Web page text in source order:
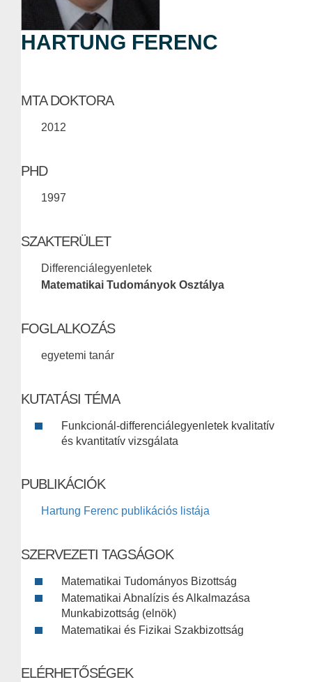
HARTUNG FERENC
MTA DOKTORA
2012
PHD
1997
SZAKTERÜLET
Differenciálegyenletek
Matematikai Tudományok Osztálya
FOGLALKOZÁS
egyetemi tanár
KUTATÁSI TÉMA
Funkcionál-differenciálegyenletek kvalitatív
és kvantitatív vizsgálata
PUBLIKÁCIÓK
Hartung Ferenc publikációs listája
SZERVEZETI TAGSÁGOK
Matematikai Tudományos Bizottság
Matematikai Abnalízis és Alkalmazása
Munkabizottság (elnök)
Matematikai és Fizikai Szakbizottság
ELÉRHETŐSÉGEK